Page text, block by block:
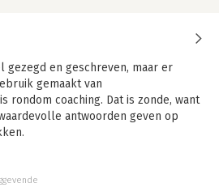
gezegd en geschreven, maar er
gemaakt van
rondom coaching. Dat is zonde, want
antwoorden geven op
wel effectief? Kan dat ook met
met een echte coach? Kan een